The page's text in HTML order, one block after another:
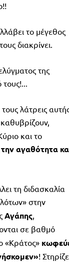
το μέγεθος
διακρίνει.
της
λάτρεις
και το
αγαθότητα
τη διδασκαλία
στην
Αγάπης,
σε βαθμό
«Κράτος»
!